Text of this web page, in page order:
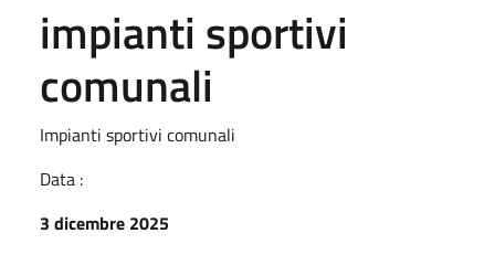
impianti sportivi
comunali
Impianti sportivi comunali
Data :
3 dicembre 2025